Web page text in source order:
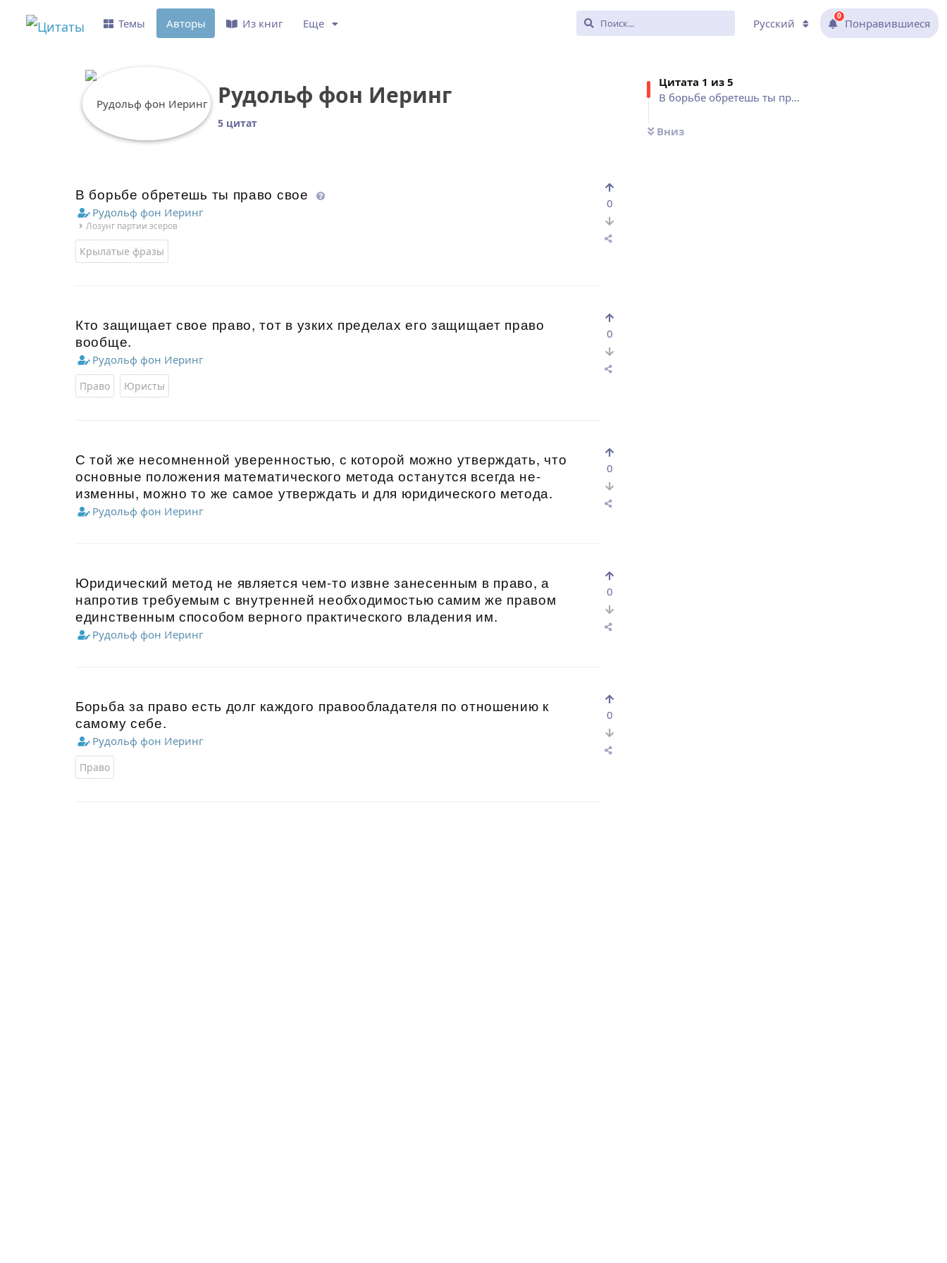
Рудольф фон Иеринг
5 цитат
В борьбе обретешь ты право свое
Рудольф фон Иеринг
Лозунг партии эсеров
Крылатые фразы
0
Кто защищает свое право, тот в узких пределах его защищает право
вообще.
Рудольф фон Иеринг
Право Юристы
0
С той же несомненной уверенностью, с которой можно утверждать, что
основные положения математического метода останутся всегда не-
изменны, можно то же самое утверждать и для юридического метода.
Рудольф фон Иеринг
0
Юридический метод не является чем-то извне занесенным в право, а
напротив требуемым с внутренней необходимостью самим же правом
единственным способом верного практического владения им.
Рудольф фон Иеринг
0
Борьба за право есть долг каждого правообладателя по отношению к
самому себе.
Рудольф фон Иеринг
Право
0
Цитата 1 из 5
В борьбе обретешь ты право...
Вниз
Темы Авторы Из книг Еще Русский
0
Понравившиеся